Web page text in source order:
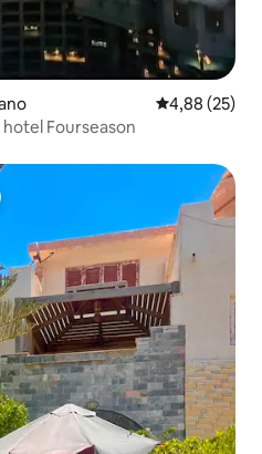
Calificación
4,88 (25)
Fourseason